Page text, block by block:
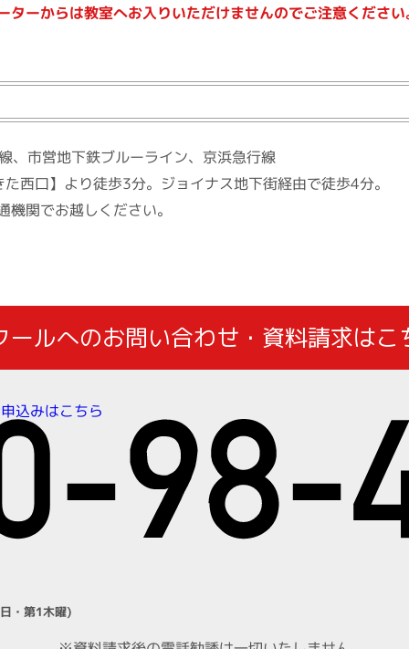
ターからは教室へお入りいただけませんのでご注意ください
、市営地下鉄ブルーライン、京浜急行線
西口】より徒歩3分。ジョイナス地下街経由で徒歩4分。
関でお越しください。
ールへのお問い合わせ・資料請求はこ
込みはこちら
・第1木曜)